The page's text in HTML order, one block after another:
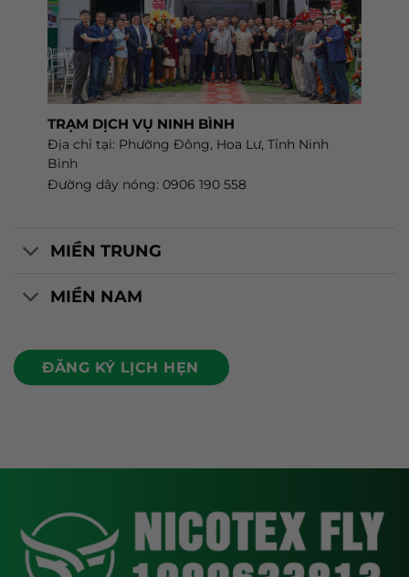
TRẠM DỊCH VỤ NINH BÌNH
Địa chỉ tại: Phường Đông, Hoa Lư, Tỉnh Ninh
Bình
Đường dây nóng: 0906 190 558
MIỀN TRUNG
MIỀN NAM
ĐĂNG KÝ LỊCH HẸN